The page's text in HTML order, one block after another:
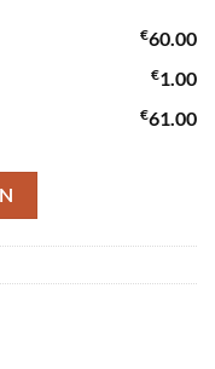
€60.00
€1.00
€61.00
määrä